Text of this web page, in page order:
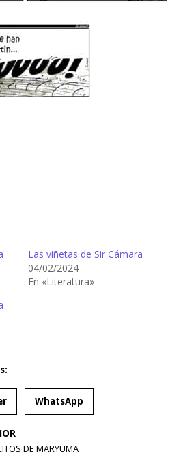
Las viñetas de Sir Cámara
04/02/2024
En «Literatura»
WhatsApp
DE MARYUMA